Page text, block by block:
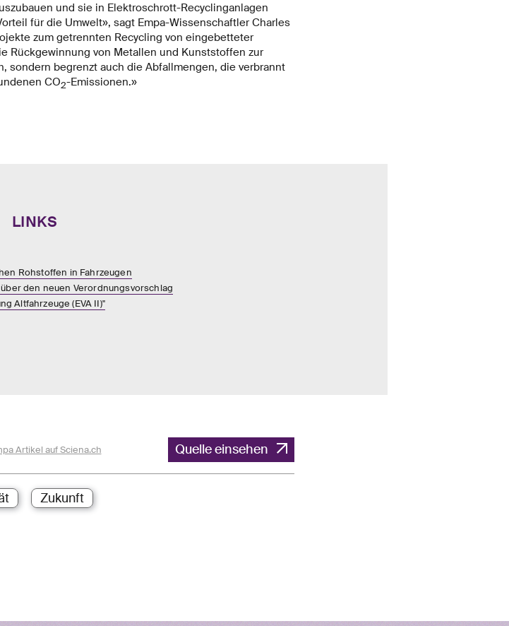
und sie in Elektroschrott-Recyclinganlagen
für die Umwelt», sagt Empa-Wissenschaftler Charles
zum getrennten Recycling von eingebetteter
Rückgewinnung von Metallen und Kunststoffen zur
sondern begrenzt auch die Abfallmengen, die verbrannt
CO2-Emissionen.»
LINKS
Rohstoffen in Fahrzeugen
den neuen Verordnungsvorschlag
Altfahrzeuge (EVA II)"
Artikel auf Sciena.ch Quelle einsehen
Zukunft